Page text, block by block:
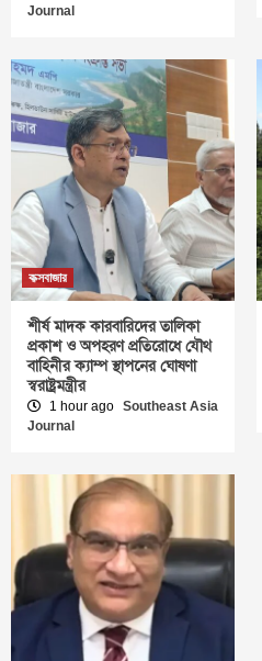
Journal
কক্সবাজার
শীর্ষ মাদক কারবারিদের তালিকা
প্রকাশ ও অপহরণ প্রতিরোধে যৌথ
বাহিনীর ক্যাম্প স্থাপনের ঘোষণা
স্বরাষ্ট্রমন্ত্রীর
1 hour ago Southeast Asia
Journal